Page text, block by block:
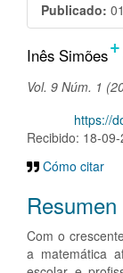
Publicado:
Contenido
principal
artículo
Inês Simões+
Vol. 9 Núm. 1
https://
Recibido: 18-09-
Cómo citar
Resumen
Com o
a matemática